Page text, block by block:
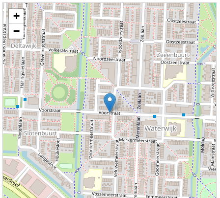
Kaart nieuws Lelystad. Locatie nieuws: 52.49418 / 5.48900 Voorstraat
+
−